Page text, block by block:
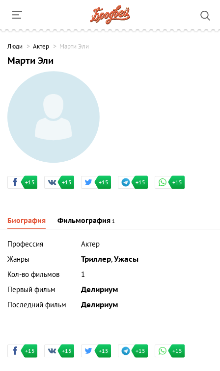
Люди Актер Марти Эли
Марти Эли
+15 +15 +15 +15 +15
Биография Фильмография 1
Профессия
Актер
Жанры
Триллер,Ужасы
Кол-во фильмов
1
Первый фильм
Делириум
Последний фильм
Делириум
+15 +15 +15 +15 +15